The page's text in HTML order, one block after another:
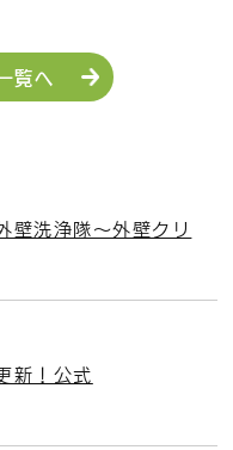
覧へ
壁洗浄隊～外壁クリ
新！公式